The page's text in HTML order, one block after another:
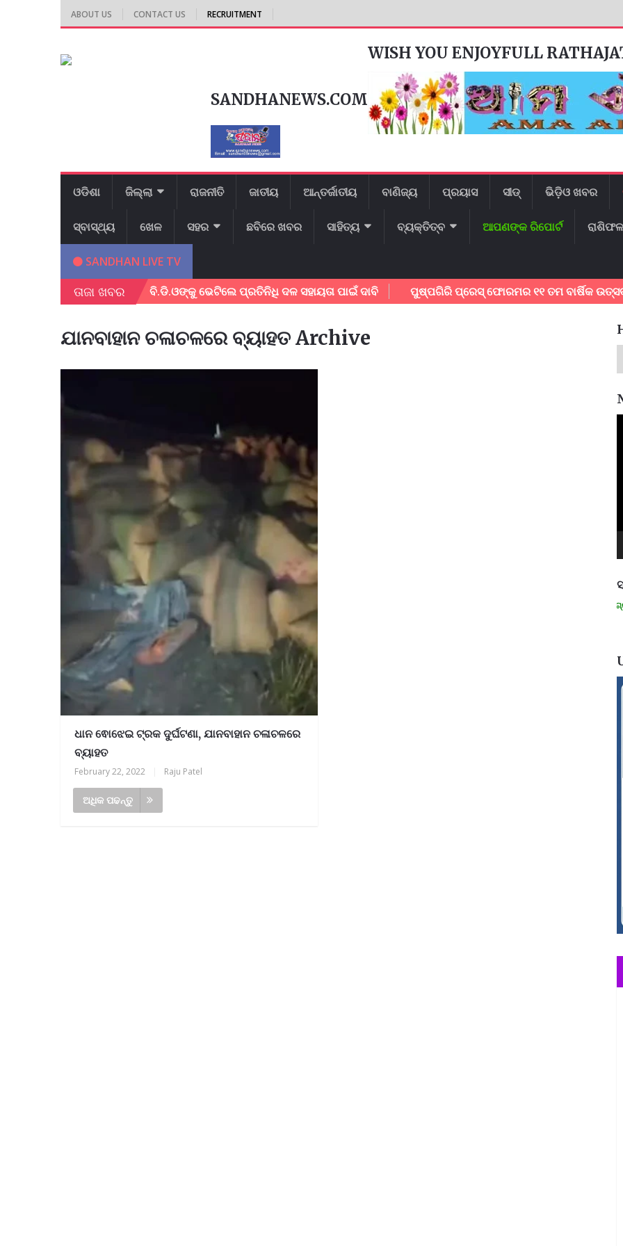
ABOUT US CONTACT US RECRUITMENT
WISH YOU ENJOYFULL
SANDHANEWS.COM
ଓଡିଶା ଜିଲ୍ଲା ରାଜନୀତି ଜାତୀୟ ଆନ୍ତର୍ଜାତୀୟ ବାଣିଜ୍ୟ ପ୍ରୟାସ ସୀଡ୍ ଭିଡ଼ିଓ ଖବର
ସ୍ବାସ୍ଥ୍ୟ ଖେଳ ସହର ଛବିରେ ଖବର ସାହିତ୍ୟ ବ୍ୟକ୍ତିତ୍ବ ଆପଣଙ୍କ ରିପୋର୍ଟ ରାଶିଫଳ
SANDHAN LIVE TV
ତାଜା ଖବର
ମେଳା ଅନୁଷ୍ଠିତ ! ବି.ଡି.ଓଙ୍କୁ ଭେଟିଲେ ପ୍ରତିନିଧି ଦଳ ସହାୟତା ପାଇଁ ଦାବି ପୁଷ୍ପଗିରି ପ୍ରେସ୍ ଫୋରମର ୧୧ ତମ ବାର୍ଷିକ ଉତ୍ସବ
ଯାନବାହାନ ଚଳାଚଳରେ ବ୍ୟାହତ Archive
ଧାନ ଵୋଝେଇ ଟ୍ରକ ଦୁର୍ଘଟଣା, ଯାନବାହାନ ଚଳାଚଳରେ
ବ୍ୟାହତ
February 22, 2022 Raju Patel
ଅଧିକ ପଢନ୍ତୁ
ମନେ ପଡନ୍ତି: ସ୍ୱାଧୀନତା ସଂଗ୍ରାମୀ